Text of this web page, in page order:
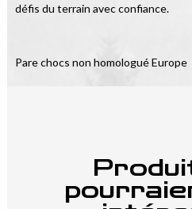
défis du terrain avec confiance.
Pare chocs non homologué Europe